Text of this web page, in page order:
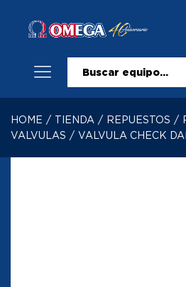
HOME / TIENDA / REPUESTOS /
VALVULAS / VALVULA CHECK